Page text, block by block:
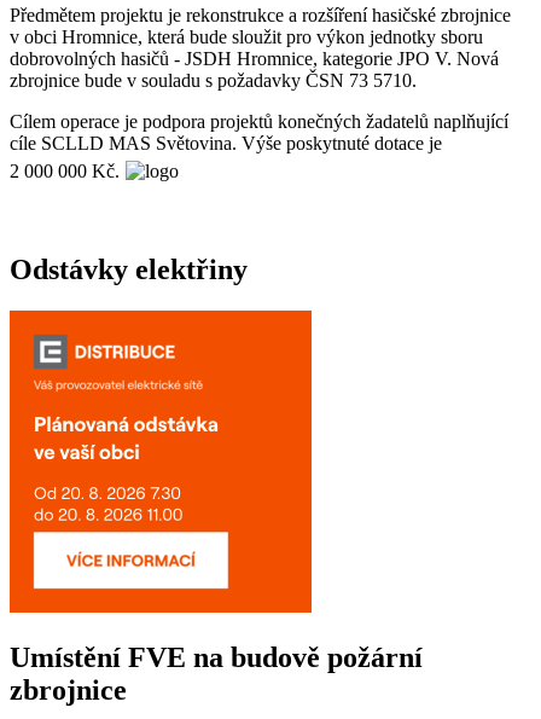
Předmětem projektu je rekonstrukce a rozšíření hasičské zbrojnice
v obci Hromnice, která bude sloužit pro výkon jednotky sboru
dobrovolných hasičů - JSDH Hromnice, kategorie JPO V. Nová
zbrojnice bude v souladu s požadavky ČSN 73 5710.
Cílem operace je podpora projektů konečných žadatelů naplňující
cíle SCLLD MAS Světovina. Výše poskytnuté dotace je
2 000 000 Kč.
Odstávky elektřiny
Umístění FVE na budově požární
zbrojnice